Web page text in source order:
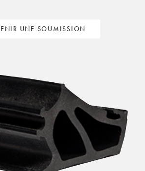
UNE SOUMISSION